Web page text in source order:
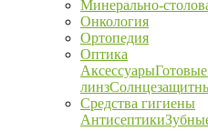
Минерально-
Онкология
Ортопедия
Оптика
Аксессуары
линз
Средства гигиены
Антисептики